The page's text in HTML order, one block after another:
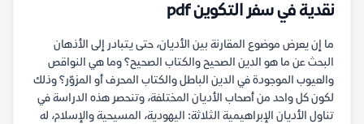
نقدية في سفر التكوين pdf
ما إن يعرض موضوع المقارنة بين الأديان، حتى يتبادر إلى الأذهان
البحث عن ما هو الدين الصحيح والكتاب الصحيح؟ وما هي النواقص
والعيوب الموجودة في الدين الباطل والكتاب المحرف أو المزوّر؟ وذلك
لكون كل واحد من أصحاب الأديان المختلفة، وتنحصر هذه الدراسة في
تناول الأديان الإبراهيمية الثلاثة: اليهودية، المسيحية والإسلام، له